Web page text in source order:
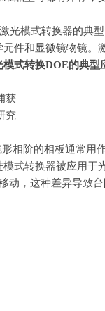
光模式转换器的典
件和显微镜物镜。
模式转换DOE的典型
获
究
相阶的相板通常用
模式转换器被应用于
动，这种差异导致